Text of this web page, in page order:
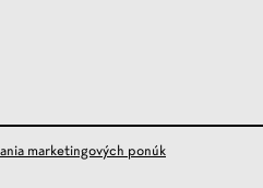
marketingových ponúk